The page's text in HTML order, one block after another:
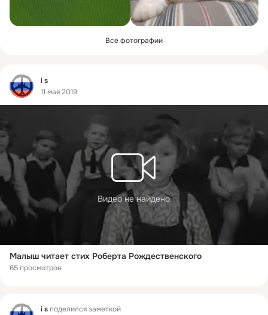
Все фотографии
Фид
i s
11 мая 2019
Видео не найдено
Малыш читает стих Роберта Рождественского
65 просмотров
Фид i sподелился заметкой